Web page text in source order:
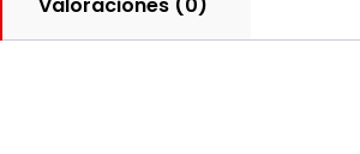
Valoraciones (0)